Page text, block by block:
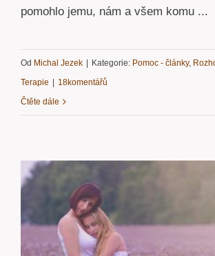
pomohlo jemu, nám a všem komu ...
Od Michal Jezek Kategorie: Pomoc - články,
Terapie
18komentářů
Čtěte dále